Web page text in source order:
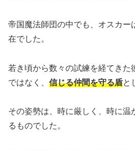
帝国魔法師団の中でも、オスカー
在でした。
若き頃から数々の試練を経てきた
ではなく、 信じる仲間を守る盾と
その姿勢は、時に厳しく、時に温
るものでした。